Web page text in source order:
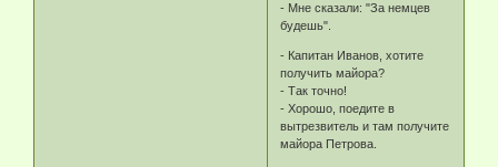
- Мне сказали: "За немцев
будешь".
- Капитан Иванов, хотите
получить майора?
- Так точно!
- Хорошо, поедите в
вытрезвитель и там получите
майора Петрова.